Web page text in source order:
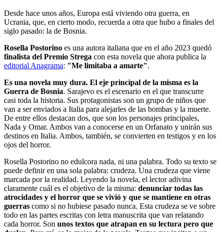
Desde hace unos años, Europa está viviendo otra guerra, en
Ucrania, que, en cierto modo, recuerda a otra que hubo a finales del
siglo pasado: la de Bosnia.
Rosella Postorino es una autora italiana que en el año 2023 quedó
finalista del Premio Strega con esta novela que ahora publica la
editorial Anagrama: "Me limitaba a amarte".
Es una novela muy dura. El eje principal de la misma es la
Guerra de Bosnia. Sarajevo es el escenario en el que transcurre
casi toda la historia. Sus protagonistas son un grupo de niños que
van a ser enviados a Italia para alejarles de las bombas y la muerte.
De entre ellos destacan dos, que son los personajes principales,
Nada y Omar. Ambos van a conocerse en un Orfanato y unirán sus
destinos en Italia. Ambos, también, se convierten en testigos y en los
ojos del horror.
Rosella Postorino no edulcora nada, ni una palabra. Todo su texto se
puede definir en una sola palabra: crudeza. Una crudeza que viene
marcada por la realidad. Leyendo la novela, el lector adivina
claramente cuál es el objetivo de la misma: denunciar todas las
atrocidades y el horror que se vivió y que se mantiene en otras
guerras como si no hubiese pasado nunca. Esta crudeza se ve sobre
todo en las partes escritas con letra manuscrita que van relatando
cada horror. Son unos textos que atrapan en su lectura pero que